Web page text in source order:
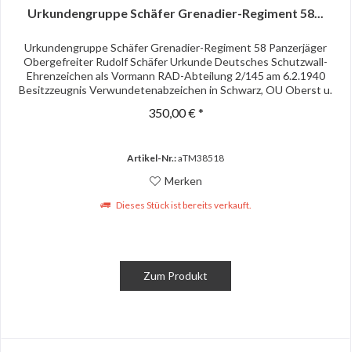
Urkundengruppe Schäfer Grenadier-Regiment 58...
Urkundengruppe Schäfer Grenadier-Regiment 58 Panzerjäger
Obergefreiter Rudolf Schäfer Urkunde Deutsches Schutzwall-
Ehrenzeichen als Vormann RAD-Abteilung 2/145 am 6.2.1940
Besitzzeugnis Verwundetenabzeichen in Schwarz, OU Oberst u.
350,00 € *
Artikel-Nr.:aTM38518
Merken
Dieses Stück ist bereits verkauft.
Zum Produkt